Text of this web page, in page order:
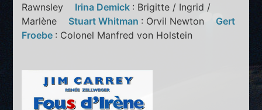
Rawnsley Irina Demick : Brigitte / Ingrid /
Marlène Stuart Whitman : Orvil Newton Gert
Froebe : Colonel Manfred von Holstein